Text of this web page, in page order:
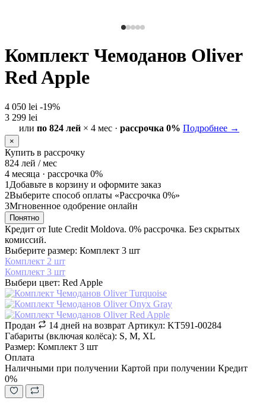
Комплект Чемоданов Oliver
Red Apple
4 050 lei -19%
3 299 lei
или по 824 лей × 4 мес · рассрочка 0% Подробнее →
×
Купить в рассрочку
824 лей / мес
4 месяца · рассрочка 0%
1 Добавьте в корзину и оформите заказ
2Выберите способ оплаты «Рассрочка 0%»
3Мгновенное одобрение онлайн
Понятно
Кредит от Iute Credit Moldova. 0% рассрочка. Без скрытых
комиссий.
Выберите размер: Комплект 3 шт
Комплект 2 шт
Комплект 3 шт
Выбери цвет: Red Apple
Продан 14 дней на возврат Артикул: KT591-00284
Габариты (включая колёса): S, M, XL
Размер: Комплект 3 шт
Оплата
Наличными при получении Картой при получении Кредит
0%